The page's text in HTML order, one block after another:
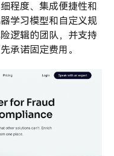
程度、集成便捷性和
学习模型和自定义规
逻辑的团队，并支持
承诺固定费用。